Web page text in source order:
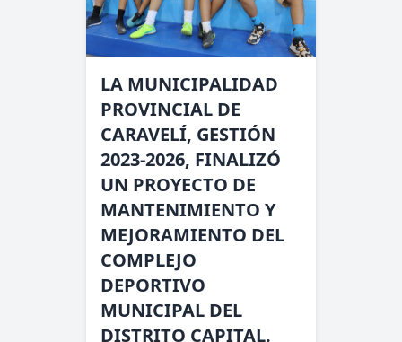
LA MUNICIPALIDAD
PROVINCIAL DE
CARAVELÍ, GESTIÓN
2023-2026, FINALIZÓ
UN PROYECTO DE
MANTENIMIENTO Y
MEJORAMIENTO DEL
COMPLEJO
DEPORTIVO
MUNICIPAL DEL
DISTRITO CAPITAL.